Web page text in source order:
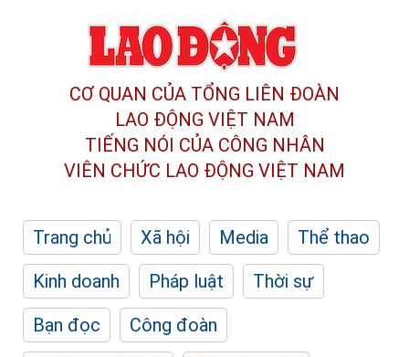
CƠ QUAN CỦA TỔNG LIÊN ĐOÀN
LAO ĐỘNG VIỆT NAM
TIẾNG NÓI CỦA CÔNG NHÂN
VIÊN CHỨC LAO ĐỘNG VIỆT NAM
Trang chủ Xã hội Media
Thể thao
Kinh doanh
Pháp luật
Thời sự
Bạn đọc
Công đoàn